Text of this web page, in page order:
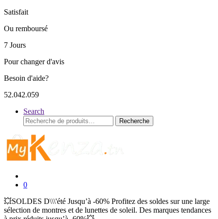
Satisfait
Ou remboursé
7 Jours
Pour changer d'avis
Besoin d'aide?
52.042.059
Search
Recherche
pour :
Recherche
0
💥SOLDES D\\\'été Jusqu’à -60% Profitez des soldes sur une large
sélection de montres et de lunettes de soleil. Des marques tendances